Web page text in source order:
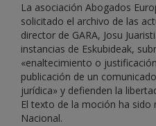
La asociación Abogados
solicitado el archivo de las
director de GARA, Josu
instancias de Eskubideak,
«enaltecimiento o
publicación de un
jurídica» y defienden la
El texto de la moción ha sido
Nacional.